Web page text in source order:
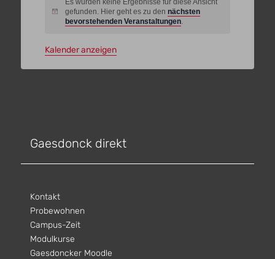
Hinweisgefunden. Hier geht es zu den nächsten
bevorstehenden Veranstaltungen.
Kalender anzeigen
Gaesdonck direkt
Kontakt
Probewohnen
Campus-Zeit
Modulkurse
Gaesdoncker Moodle